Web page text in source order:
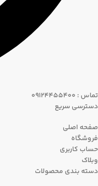
تماس : 09124455400
دسترسی سریع
صفحه اصلی
فروشگاه
حساب کاربری
وبلاک
دسته بندی محصولات